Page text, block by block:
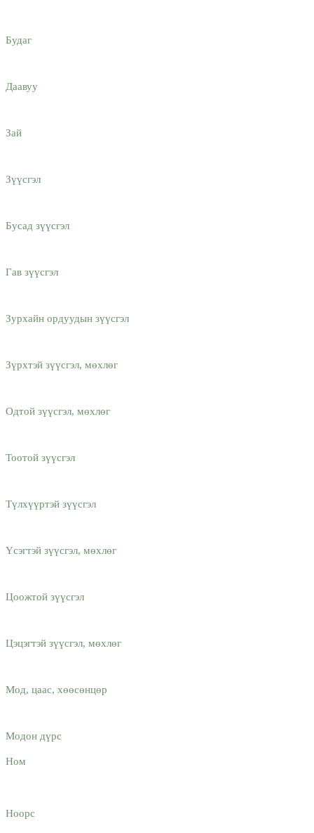
Будаг
Даавуу
Зай
Зүүсгэл
Бусад зүүсгэл
Гав зүүсгэл
Зурхайн ордуудын зүүсгэл
Зүрхтэй зүүсгэл, мөхлөг
Одтой зүүсгэл, мөхлөг
Тоотой зүүсгэл
Түлхүүртэй зүүсгэл
Үсэгтэй зүүсгэл, мөхлөг
Цоожтой зүүсгэл
Цэцэгтэй зүүсгэл, мөхлөг
Мод, цаас, хөөсөнцөр
Модон дүрс
Ном
Ноорс